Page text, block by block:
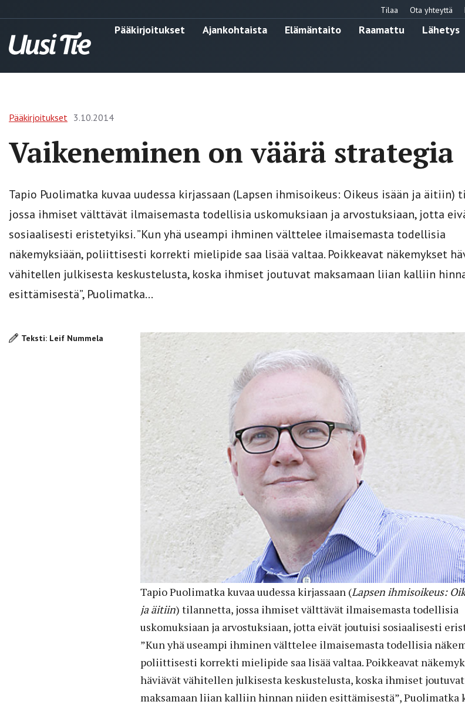
Tilaa Ota yhteyttä
Pääkirjoitukset Ajankohtaista Elämäntaito Raamattu Lähetys
Pääkirjoitukset 3.10.2014
Vaikeneminen on väärä strategia
Tapio Puolimatka kuvaa uudessa kirjassaan (Lapsen ihmisoikeus: Oikeus isään ja äitiin)
jossa ihmiset välttävät ilmaisemasta todellisia uskomuksiaan ja arvostuksiaan, jotta
sosiaalisesti eristetyiksi. ”Kun yhä useampi ihminen välttelee ilmaisemasta todellisia
näkemyksiään, poliittisesti korrekti mielipide saa lisää valtaa. Poikkeavat näkemykset
vähitellen julkisesta keskustelusta, koska ihmiset joutuvat maksamaan liian kalliin
esittämisestä”, Puolimatka...
Teksti: Leif Nummela
Tapio Puolimatka kuvaa uudessa kirjassaan (Lapsen ihmisoikeus:
ja äitiin) tilannetta, jossa ihmiset välttävät ilmaisemasta todellisia
uskomuksiaan ja arvostuksiaan, jotta eivät joutuisi sosiaalisesti
”Kun yhä useampi ihminen välttelee ilmaisemasta todellisia
poliittisesti korrekti mielipide saa lisää valtaa. Poikkeavat
häviävät vähitellen julkisesta keskustelusta, koska ihmiset joutuvat
maksamaan liian kalliin hinnan niiden esittämisestä”, Puolimatka